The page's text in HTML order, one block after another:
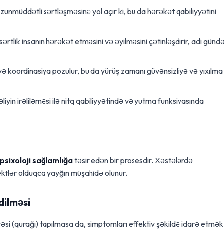
sərtləşməsinə yol açır ki, bu da hərəkət qabiliyyətini
insanın hərəkət etməsini və əyilməsini çətinləşdirir, adi
koordinasiya pozulur, bu da yürüş zamanı güvənsizliyə və yıxılma
irəliləməsi ilə nitq qabiliyyətində və yutma funksiyasında
psixoloji sağlamlığatəsir edən bir prosesdir. Xəstələrdə
olduqca yayğın müşahidə olunur.
(qurağı) tapılmasa da, simptomları effektiv şəkildə idarə etmək